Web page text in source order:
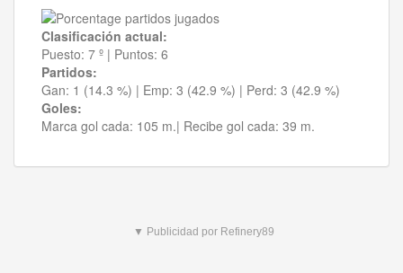
Clasificación actual:
Puesto: 7 º | Puntos: 6
Partidos:
Gan: 1 (14.3 %) | Emp: 3 (42.9 %) | Perd: 3 (42.9 %)
Goles:
Marca gol cada: 105 m.| Recibe gol cada: 39 m.
▼ Publicidad por Refinery89